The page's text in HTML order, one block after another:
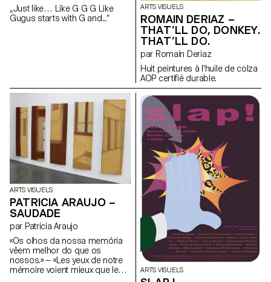
„Just like… Like G G G Like
Gugus starts with G and...“
ARTS VISUELS
ROMAIN DERIAZ –
THAT’LL DO, DONKEY.
THAT’LL DO.
par Romain Deriaz
Huit peintures à l'huile de colza
AOP certifié durable.
ARTS VISUELS
PATRICIA ARAUJO –
SAUDADE
par Patricia Araujo
«Os olhos da nossa memória
vêem melhor do que os
nossos.» — «Les yeux de notre
mémoire voient mieux que les
ARTS VISUELS